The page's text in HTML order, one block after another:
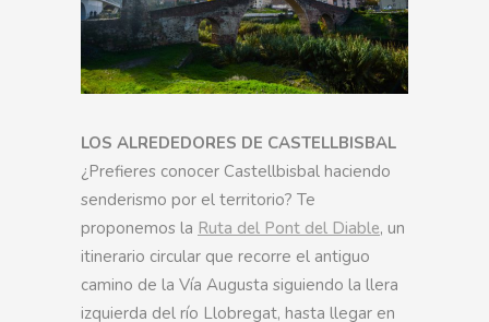
LOS ALREDEDORES DE CASTELLBISBAL
¿Prefieres conocer Castellbisbal haciendo
senderismo por el territorio? Te
proponemos la Ruta del Pont del Diable, un
itinerario circular que recorre el antiguo
camino de la Vía Augusta siguiendo la llera
izquierda del río Llobregat, hasta llegar en